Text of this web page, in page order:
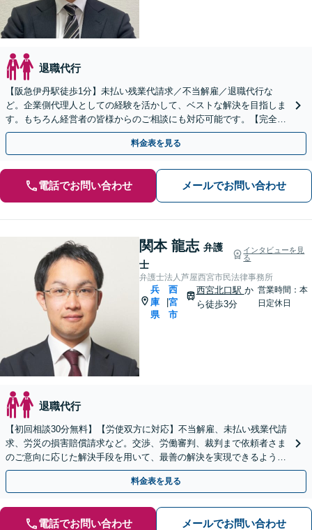
退職代行
【阪急伊丹駅徒歩1分】未払い残業代請求／不当解雇／退職代行な
ど。企業側代理人としての経験を活かして、ベストな解決を目指しま
す。もちろん経営者の皆様からのご相談にも対応可能です。【完全個
室対応】
料金表を見る
電話でお問い合わせ メールでお問い合わせ
関本 龍志 弁護
士
インタビューを見
る
弁護士法人芦屋西宮市民法律事務所
兵
庫
県
|
西
宮
市
西宮北口駅 か
ら徒歩3分
営業時間：本
日定休日
退職代行
【初回相談30分無料】【労使双方に対応】不当解雇、未払い残業代請
求、労災の損害賠償請求など。交渉、労働審判、裁判まで依頼者さま
のご意向に応じた解決手段を用いて、最善の解決を実現できるよう尽
力します【西宮北口駅3分】
料金表を見る
電話でお問い合わせ メールでお問い合わせ